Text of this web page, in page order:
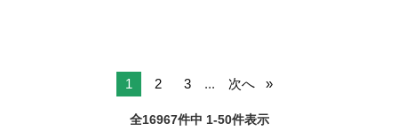
1 2 3 ... 次へ
全16967件中 1-50件表示